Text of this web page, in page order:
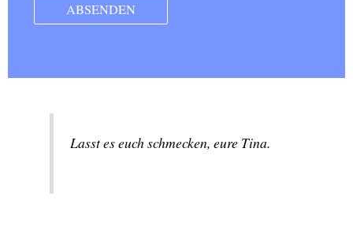
Lasst es euch schmecken, eure Tina.